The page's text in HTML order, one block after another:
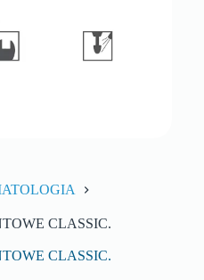
CLASSIC.
CLASSIC.